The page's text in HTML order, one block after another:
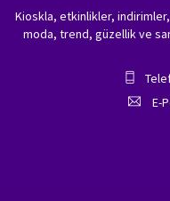
Kioskla, etkinlikler,
moda, trend, güzellik ve
E-